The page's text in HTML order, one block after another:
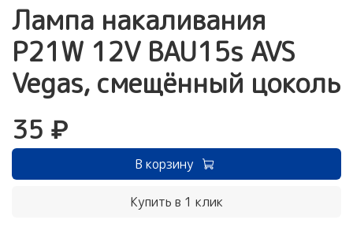
Лампа накаливания
P21W 12V BAU15s AVS
Vegas, смещённый цоколь
35 ₽
В корзину
Купить в 1 клик